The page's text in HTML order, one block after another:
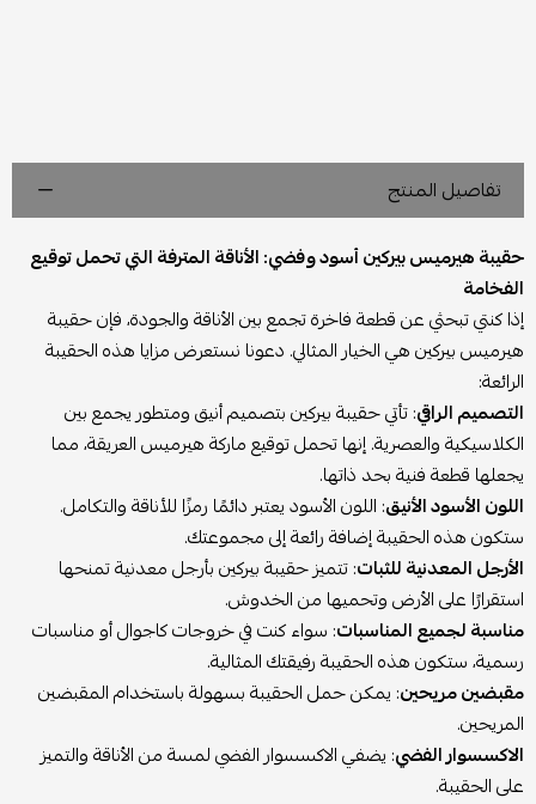
تفاصيل المنتج
حقيبة هيرميس بيركين أسود وفضي: الأناقة المترفة التي تحمل توقيع
الفخامة
إذا كنتي تبحثي عن قطعة فاخرة تجمع بين الأناقة والجودة، فإن حقيبة
هيرميس بيركين هي الخيار المثالي. دعونا نستعرض مزايا هذه الحقيبة
الرائعة:
التصميم الراقي: تأتي حقيبة بيركين بتصميم أنيق ومتطور يجمع بين
الكلاسيكية والعصرية. إنها تحمل توقيع ماركة هيرميس العريقة، مما
يجعلها قطعة فنية بحد ذاتها.
اللون الأسود الأنيق: اللون الأسود يعتبر دائمًا رمزًا للأناقة والتكامل.
ستكون هذه الحقيبة إضافة رائعة إلى مجموعتك.
الأرجل المعدنية للثبات: تتميز حقيبة بيركين بأرجل معدنية تمنحها
استقرارًا على الأرض وتحميها من الخدوش.
مناسبة لجميع المناسبات: سواء كنت في خروجات كاجوال أو مناسبات
رسمية، ستكون هذه الحقيبة رفيقتك المثالية.
مقبضين مريحين: يمكن حمل الحقيبة بسهولة باستخدام المقبضين
المريحين.
الاكسسوار الفضي: يضفي الاكسسوار الفضي لمسة من الأناقة والتميز
على الحقيبة.